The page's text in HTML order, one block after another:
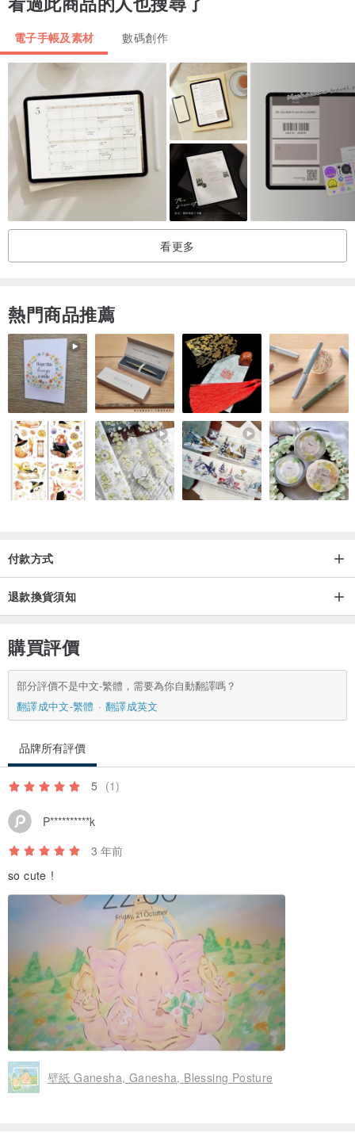
電子手帳及素材 數碼創作
看更多
熱門商品推薦
付款方式
退款換貨須知
購買評價
部分評價不是中文-繁體，需要為你自動翻譯嗎？
翻譯成中文-繁體
翻譯成英文
品牌所有評價
5 (1)
P**********k
3 年前
so cute !
壁紙 Ganesha, Ganesha, Blessing Posture